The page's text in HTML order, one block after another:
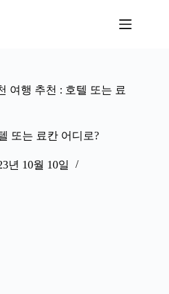
여행 추천 : 호텔 또는 료
또는 료칸 어디로?
년 10월 10일